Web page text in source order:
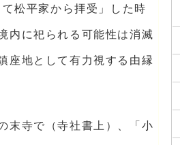
松平家から拝受」した時
内に祀られる可能性は消滅
座地として有力視する由縁
末寺で（寺社書上）、「小